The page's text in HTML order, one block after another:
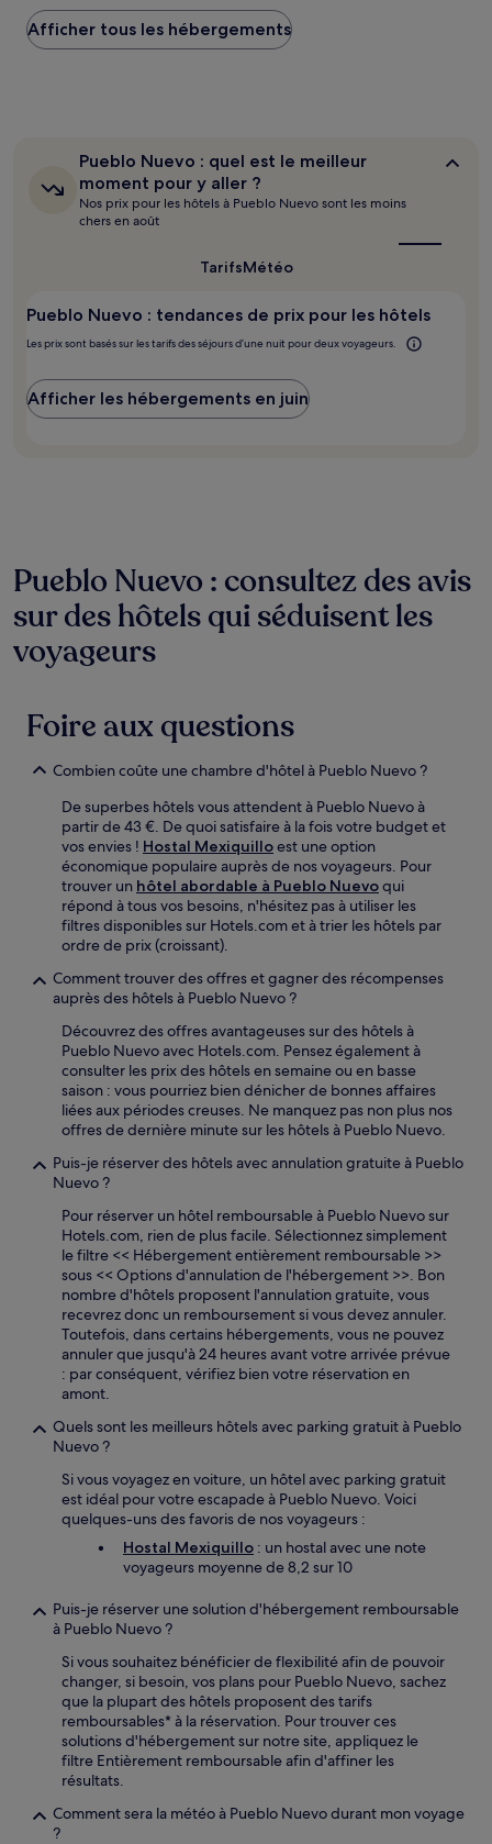
plus
bas
trouvé
pour
2 adultes.
Les
et
la
disponibilité
supplémentaires
peuvent
s’appliquer.
Afficher tous les hébergements
Pueblo
quel
est
le
aller ?
Pueblo Nuevo : quel est le meilleur
moment pour y aller ?
Nos prix pour les hôtels à Pueblo Nuevo sont les moins
chers en août
TarifsMétéo
Pueblo Nuevo : tendances de prix pour les hôtels
Les prix sont basés sur les tarifs des séjours d’une nuit pour deux voyageurs.
Afficher les hébergements en juin
Pueblo Nuevo : consultez des avis
sur des hôtels qui séduisent les
voyageurs
Foire aux questions
Combien coûte une chambre d'hôtel à Pueblo Nuevo ?
De superbes hôtels vous attendent à Pueblo Nuevo à
partir de 43 €. De quoi satisfaire à la fois votre budget et
vos envies ! Hostal Mexiquilloest une option
économique populaire auprès de nos voyageurs. Pour
trouver un hôtel abordable à Pueblo Nuevoqui
répond à tous vos besoins, n'hésitez pas à utiliser les
filtres disponibles sur Hotels.com et à trier les hôtels par
ordre de prix (croissant).
Comment trouver des offres et gagner des récompenses
auprès des hôtels à Pueblo Nuevo ?
Découvrez des offres avantageuses sur des hôtels à
Pueblo Nuevo avec Hotels.com. Pensez également à
consulter les prix des hôtels en semaine ou en basse
saison : vous pourriez bien dénicher de bonnes affaires
liées aux périodes creuses. Ne manquez pas non plus nos
offres de dernière minute sur les hôtels à Pueblo Nuevo.
Puis-je réserver des hôtels avec annulation gratuite à Pueblo
Nuevo ?
Pour réserver un hôtel remboursable à Pueblo Nuevo sur
Hotels.com, rien de plus facile. Sélectionnez simplement
le filtre << Hébergement entièrement remboursable >>
sous << Options d'annulation de l'hébergement >>. Bon
nombre d'hôtels proposent l'annulation gratuite, vous
recevrez donc un remboursement si vous devez annuler.
Toutefois, dans certains hébergements, vous ne pouvez
annuler que jusqu'à 24 heures avant votre arrivée prévue
: par conséquent, vérifiez bien votre réservation en
amont.
Quels sont les meilleurs hôtels avec parking gratuit à Pueblo
Nuevo ?
Si vous voyagez en voiture, un hôtel avec parking gratuit
est idéal pour votre escapade à Pueblo Nuevo. Voici
quelques-uns des favoris de nos voyageurs :
Hostal Mexiquillo : un hostal avec une note
voyageurs moyenne de 8,2 sur 10
Puis-je réserver une solution d'hébergement remboursable
à Pueblo Nuevo ?
Si vous souhaitez bénéficier de flexibilité afin de pouvoir
changer, si besoin, vos plans pour Pueblo Nuevo, sachez
que la plupart des hôtels proposent des tarifs
remboursables* à la réservation. Pour trouver ces
solutions d'hébergement sur notre site, appliquez le
filtre Entièrement remboursable afin d'affiner les
résultats.
Comment sera la météo à Pueblo Nuevo durant mon voyage
?